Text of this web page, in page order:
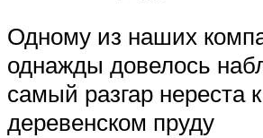
Одному из наших
однажды довелось
самый разгар нереста
деревенском пруду